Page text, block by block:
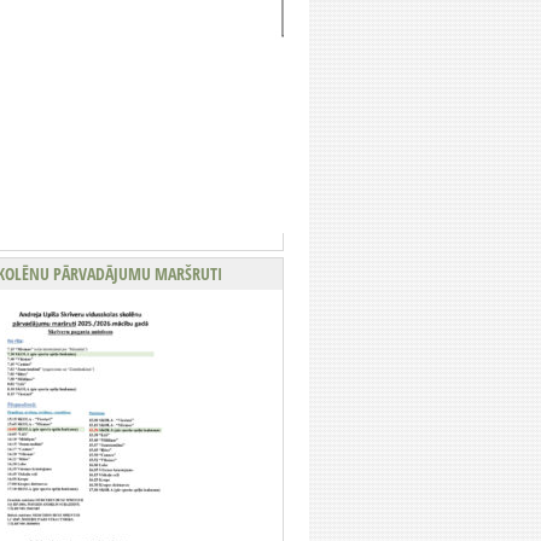
PĀRVADĀJUMU MARŠRUTI